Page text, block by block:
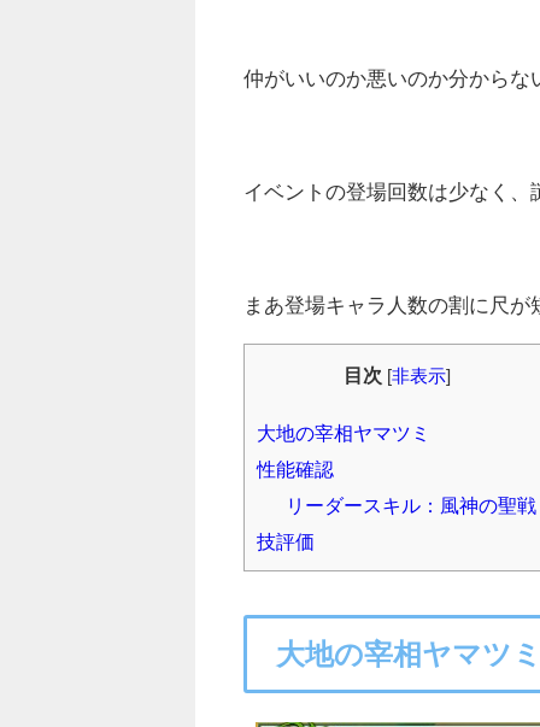
仲がいいのか悪いのか分から
イベントの登場回数は少なく、
まあ登場キャラ人数の割に尺
目次 [非表示
大地の宰相ヤマツミ
性能確認
リーダースキル：風神の聖戦
技評価
大地の宰相ヤマツ